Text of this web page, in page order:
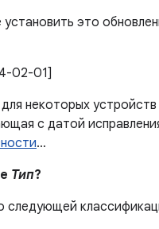
это
02-01]
некоторых
с датой
…
Тип?
следующей